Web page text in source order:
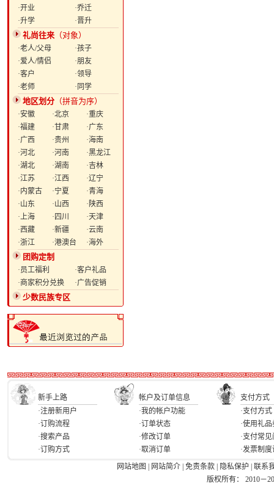
·开业
·乔迁
·升学
·晋升
礼尚往来 （对象）
·老人/父母
·孩子
·爱人/情侣
·朋友
·客户
·领导
·老师
·同学
地区划分 （拼音为序）
·安徽 ·北京
·重庆
·福建
·甘肃
·广东
·广西
·贵州
·海南
·河北
·河南
·黑龙江
·湖北
·湖南
·吉林
·江苏
·江西
·辽宁
·内蒙古
·宁夏
·青海
·山东
·山西
·陕西
·上海
·四川
·天津
·西藏
·新疆
·云南
·浙江
·港澳台 ·海外
团购定制
·员工福利
·客户礼品
·商家积分兑换
·广告促销
少数民族专区
新手上路 帐户及订单信息
支付方式
·注册新用户
·订购流程
·搜索产品
·订购方式
·我的帐户功能
·订单状态
·修改订单
·取消订单
·支付方式
·使用礼品
·支付常
·发票制
网站地图
网站简介 免责条款 隐私保护
联系
版权所有： 2010－